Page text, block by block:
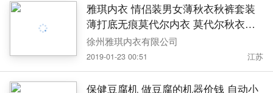
雅琪内衣 情侣装男女薄秋衣秋裤套装
薄打底无痕莫代尔内衣 莫代尔秋衣秋
裤 内裤厂家 厂家定制
徐州雅琪内衣有限公司
2019-01-23 00:51 江苏
保健豆腐机 做豆腐的机器价钱 自动小